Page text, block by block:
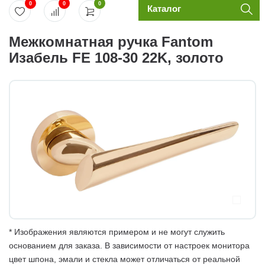
0
0 0 Каталог
Межкомнатная ручка Fantom
Изабель FE 108-30 22K, золото
* Изображения являются примером и не могут служить
основанием для заказа. В зависимости от настроек монитора
цвет шпона, эмали и стекла может отличаться от реальной